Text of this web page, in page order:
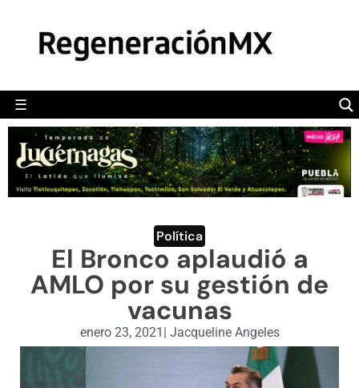
☰
POLÍTICA
CAMALEÓN
OPINIÓN
DEPORTES
ENGLISH SECTION
VIDEOS
Política
El Bronco aplaudió a
AMLO por su gestión de
vacunas
enero 23, 2021 | Jacqueline Angeles